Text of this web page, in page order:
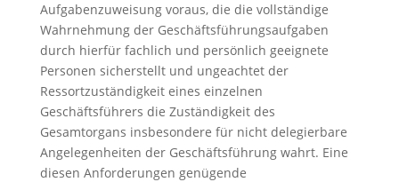
Aufgabenzuweisung voraus, die die vollständige
Wahrnehmung der Geschäftsführungsaufgaben
durch hierfür fachlich und persönlich geeignete
Personen sicherstellt und ungeachtet der
Ressortzuständigkeit eines einzelnen
Geschäftsführers die Zuständigkeit des
Gesamtorgans insbesondere für nicht delegierbare
Angelegenheiten der Geschäftsführung wahrt. Eine
diesen Anforderungen genügende